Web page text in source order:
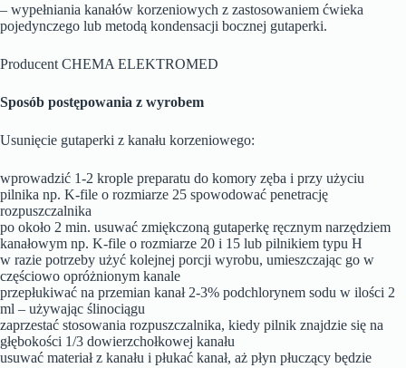
– wypełniania kanałów korzeniowych z zastosowaniem ćwieka
pojedynczego lub metodą kondensacji bocznej gutaperki.
Producent CHEMA ELEKTROMED
Sposób postępowania z wyrobem
Usunięcie gutaperki z kanału korzeniowego:
wprowadzić 1-2 krople preparatu do komory zęba i przy użyciu
pilnika np. K-file o rozmiarze 25 spowodować penetrację
rozpuszczalnika
po około 2 min. usuwać zmiękczoną gutaperkę ręcznym narzędziem
kanałowym np. K-file o rozmiarze 20 i 15 lub pilnikiem typu H
w razie potrzeby użyć kolejnej porcji wyrobu, umieszczając go w
częściowo opróżnionym kanale
przepłukiwać na przemian kanał 2-3% podchlorynem sodu w ilości 2
ml – używając ślinociągu
zaprzestać stosowania rozpuszczalnika, kiedy pilnik znajdzie się na
głębokości 1/3 dowierzchołkowej kanału
usuwać materiał z kanału i płukać kanał, aż płyn płuczący będzie